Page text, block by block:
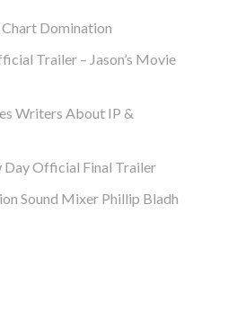
Domination
Trailer – Jason’s Movie
Writers About IP &
Official Final Trailer
Sound Mixer Phillip Bladh